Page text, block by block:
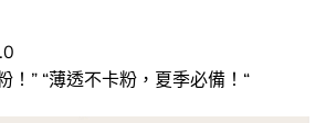
！” “薄透不卡粉，夏季必備！“